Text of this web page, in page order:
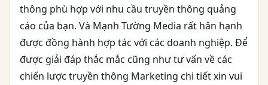
thông phù hợp với nhu cầu truyền thông quảng
cáo của bạn. Và Mạnh Tường Media rất hân hạnh
được đồng hành hợp tác với các doanh nghiệp. Để
được giải đáp thắc mắc cũng như tư vấn về các
chiến lược truyền thông Marketing chi tiết xin vui